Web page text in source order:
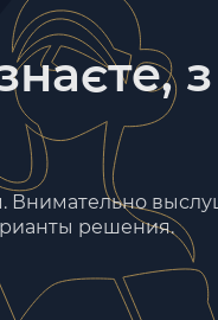
Внимательно
решения.